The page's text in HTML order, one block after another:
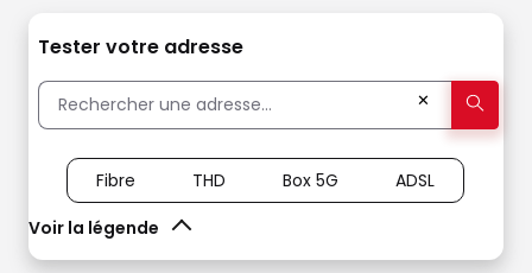
Tester votre adresse
✕
Voir la légende
Fibre THD Box 5G ADSL